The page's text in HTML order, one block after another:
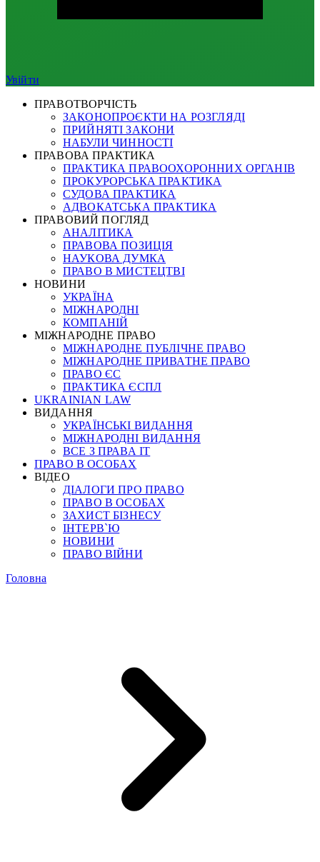
Увійти
ПРАВОТВОРЧІСТЬ
ЗАКОНОПРОЄКТИ НА РОЗГЛЯДІ
ПРИЙНЯТІ ЗАКОНИ
НАБУЛИ ЧИННОСТІ
ПРАВОВА ПРАКТИКА
ПРАКТИКА ПРАВООХОРОННИХ ОРГАНІВ
ПРОКУРОРСЬКА ПРАКТИКА
СУДОВА ПРАКТИКА
АДВОКАТСЬКА ПРАКТИКА
ПРАВОВИЙ ПОГЛЯД
АНАЛІТИКА
ПРАВОВА ПОЗИЦІЯ
НАУКОВА ДУМКА
ПРАВО В МИСТЕЦТВІ
НОВИНИ
УКРАЇНА
МІЖНАРОДНІ
КОМПАНІЙ
МІЖНАРОДНЕ ПРАВО
МІЖНАРОДНЕ ПУБЛІЧНЕ ПРАВО
МІЖНАРОДНЕ ПРИВАТНЕ ПРАВО
ПРАВО ЄС
ПРАКТИКА ЄСПЛ
UKRAINIAN LAW
ВИДАННЯ
УКРАЇНСЬКІ ВИДАННЯ
МІЖНАРОДНІ ВИДАННЯ
ВСЕ З ПРАВА ІТ
ПРАВО В ОСОБАХ
ВІДЕО
ДІАЛОГИ ПРО ПРАВО
ПРАВО В ОСОБАХ
ЗАХИСТ БІЗНЕСУ
ІНТЕРВ`Ю
НОВИНИ
ПРАВО ВІЙНИ
Головна